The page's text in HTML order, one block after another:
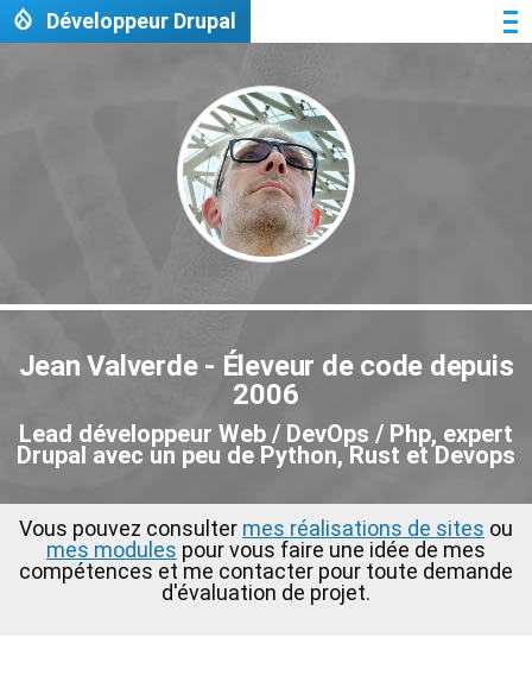
Aller au contenu principal
Développeur Drupal
Jean Valverde - Éleveur de code depuis
2006
Lead développeur Web / DevOps / Php, expert
Drupal avec un peu de Python, Rust et Devops
Vous pouvez consulter mes réalisations de sites ou
mes modules pour vous faire une idée de mes
compétences et me contacter pour toute demande
d'évaluation de projet.